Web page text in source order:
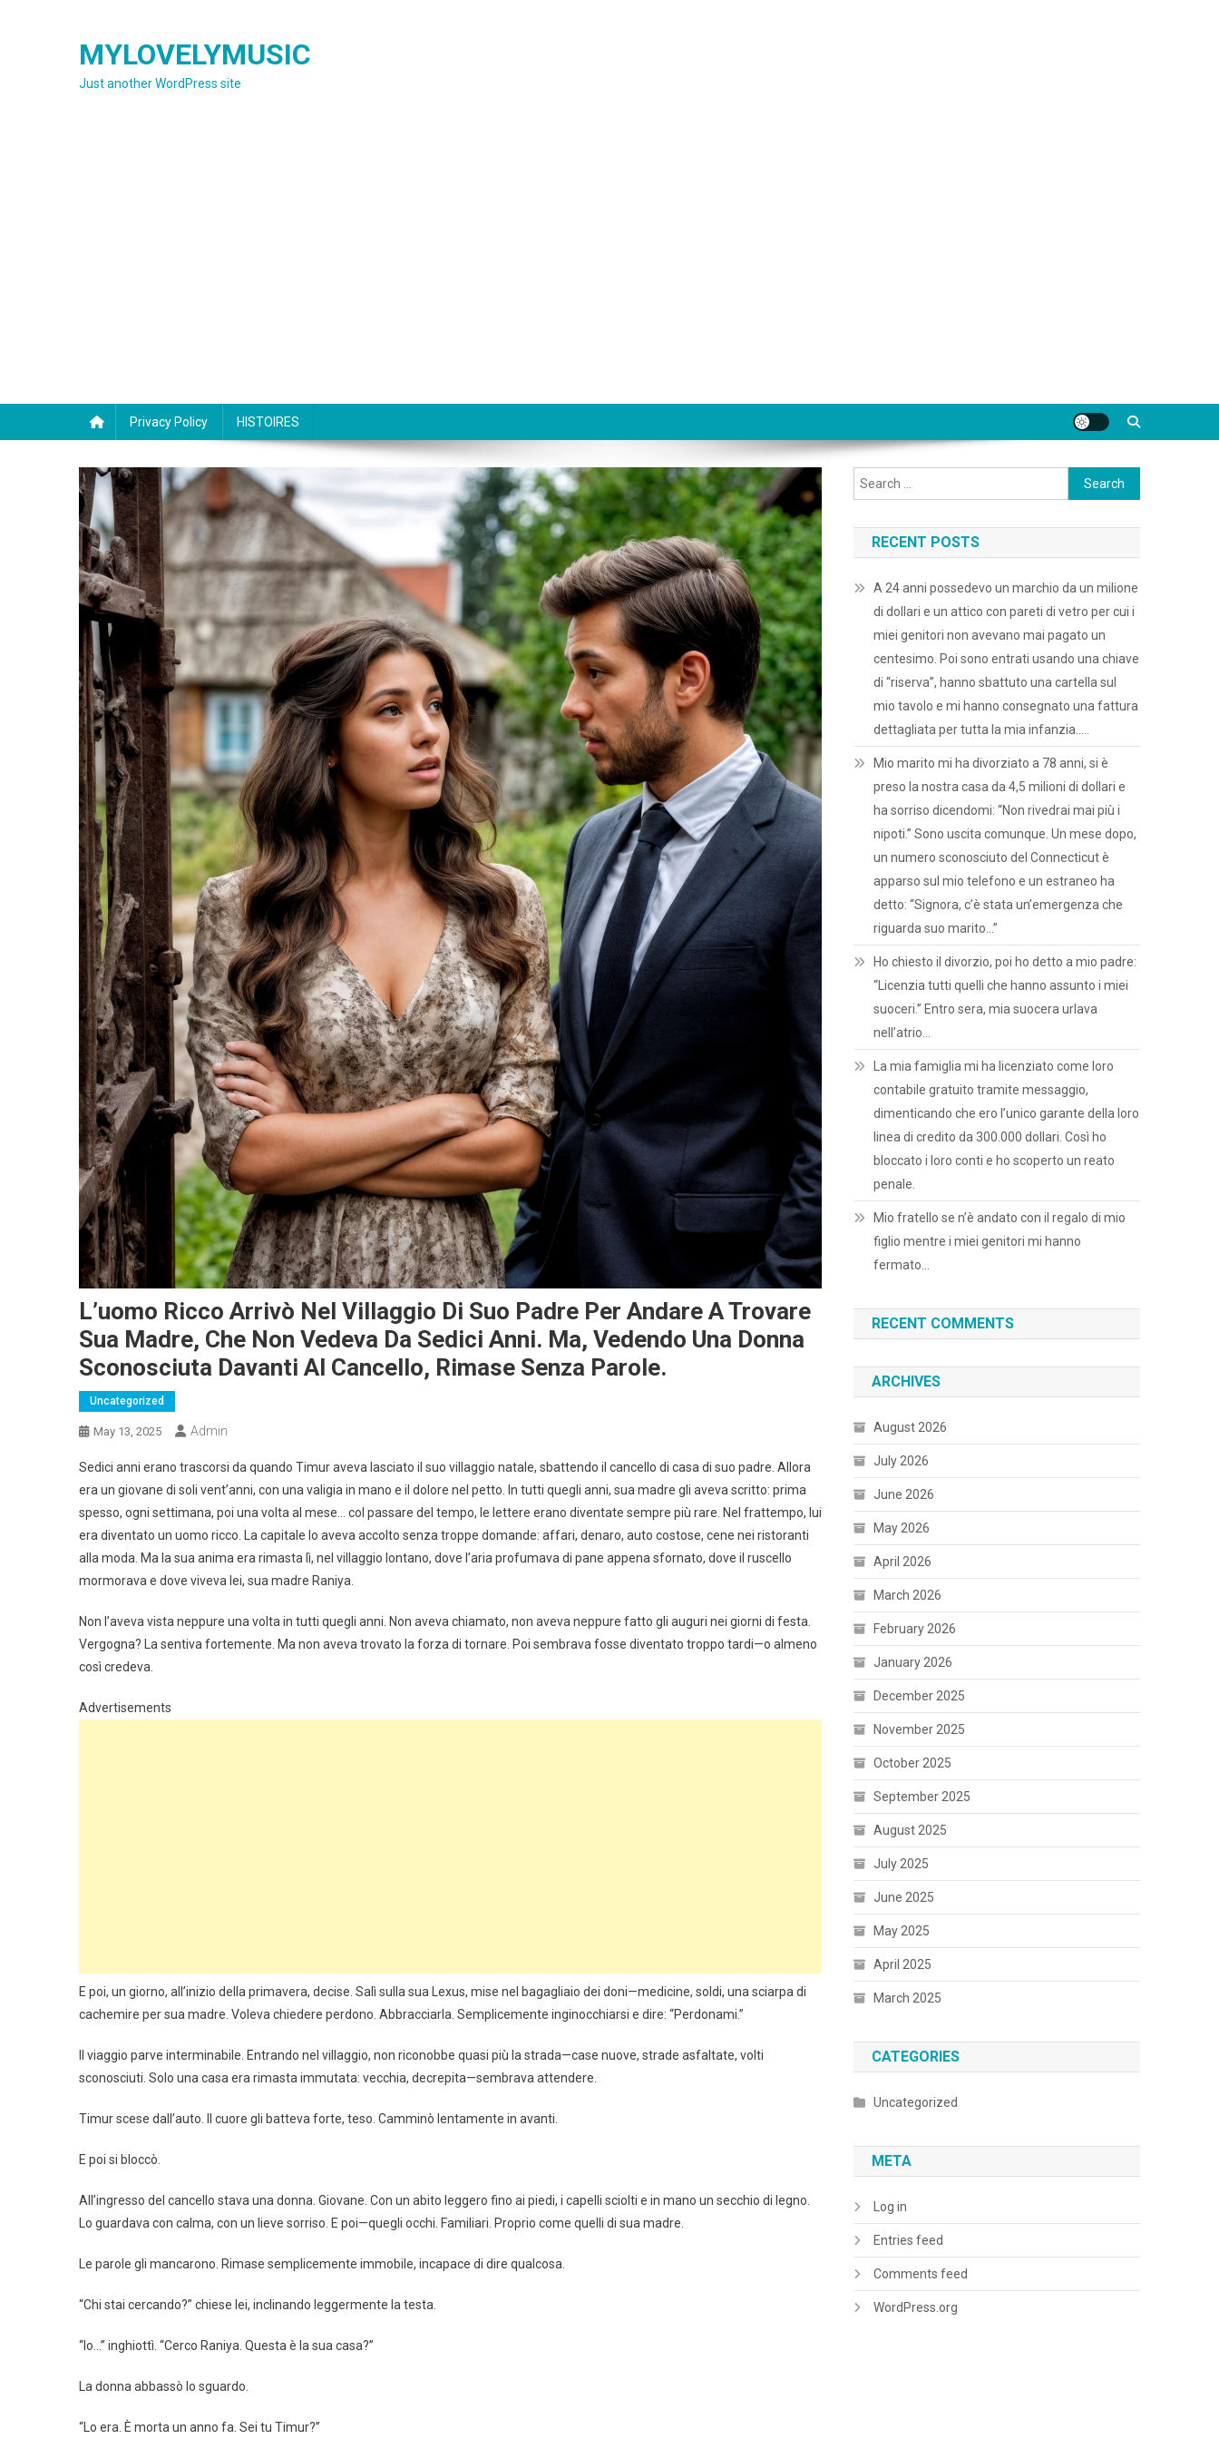
MYLOVELYMUSIC
Just another WordPress site
Privacy Policy HISTOIRES
L’uomo Ricco Arrivò Nel Villaggio Di Suo Padre Per Andare A Trovare
Sua Madre, Che Non Vedeva Da Sedici Anni. Ma, Vedendo Una Donna
Sconosciuta Davanti Al Cancello, Rimase Senza Parole.
Uncategorized
May 13, 2025 Admin
Sedici anni erano trascorsi da quando Timur aveva lasciato il suo villaggio natale, sbattendo il cancello di casa di suo padre. Allora
era un giovane di soli vent’anni, con una valigia in mano e il dolore nel petto. In tutti quegli anni, sua madre gli aveva scritto: prima
spesso, ogni settimana, poi una volta al mese… col passare del tempo, le lettere erano diventate sempre più rare. Nel frattempo, lui
era diventato un uomo ricco. La capitale lo aveva accolto senza troppe domande: affari, denaro, auto costose, cene nei ristoranti
alla moda. Ma la sua anima era rimasta lì, nel villaggio lontano, dove l’aria profumava di pane appena sfornato, dove il ruscello
mormorava e dove viveva lei, sua madre Raniya.
Non l’aveva vista neppure una volta in tutti quegli anni. Non aveva chiamato, non aveva neppure fatto gli auguri nei giorni di festa.
Vergogna? La sentiva fortemente. Ma non aveva trovato la forza di tornare. Poi sembrava fosse diventato troppo tardi—o almeno
così credeva.
Advertisements
E poi, un giorno, all’inizio della primavera, decise. Salì sulla sua Lexus, mise nel bagagliaio dei doni—medicine, soldi, una sciarpa di
cachemire per sua madre. Voleva chiedere perdono. Abbracciarla. Semplicemente inginocchiarsi e dire: “Perdonami.”
Il viaggio parve interminabile. Entrando nel villaggio, non riconobbe quasi più la strada—case nuove, strade asfaltate, volti
sconosciuti. Solo una casa era rimasta immutata: vecchia, decrepita—sembrava attendere.
Timur scese dall’auto. Il cuore gli batteva forte, teso. Camminò lentamente in avanti.
E poi si bloccò.
All’ingresso del cancello stava una donna. Giovane. Con un abito leggero fino ai piedi, i capelli sciolti e in mano un secchio di legno.
Lo guardava con calma, con un lieve sorriso. E poi—quegli occhi. Familiari. Proprio come quelli di sua madre.
Le parole gli mancarono. Rimase semplicemente immobile, incapace di dire qualcosa.
“Chi stai cercando?” chiese lei, inclinando leggermente la testa.
“Io…” inghiottì. “Cerco Raniya. Questa è la sua casa?”
La donna abbassò lo sguardo.
“Lo era. È morta un anno fa. Sei tu Timur?”
Search
for:
RECENT POSTS
A 24 anni possedevo un marchio da un milione
di dollari e un attico con pareti di vetro per cui i
miei genitori non avevano mai pagato un
centesimo. Poi sono entrati usando una chiave
di “riserva”, hanno sbattuto una cartella sul
mio tavolo e mi hanno consegnato una fattura
dettagliata per tutta la mia infanzia…..
Mio marito mi ha divorziato a 78 anni, si è
preso la nostra casa da 4,5 milioni di dollari e
ha sorriso dicendomi: “Non rivedrai mai più i
nipoti.” Sono uscita comunque. Un mese dopo,
un numero sconosciuto del Connecticut è
apparso sul mio telefono e un estraneo ha
detto: “Signora, c’è stata un’emergenza che
riguarda suo marito…”
Ho chiesto il divorzio, poi ho detto a mio padre:
“Licenzia tutti quelli che hanno assunto i miei
suoceri.” Entro sera, mia suocera urlava
nell’atrio…
La mia famiglia mi ha licenziato come loro
contabile gratuito tramite messaggio,
dimenticando che ero l’unico garante della loro
linea di credito da 300.000 dollari. Così ho
bloccato i loro conti e ho scoperto un reato
penale.
Mio fratello se n’è andato con il regalo di mio
figlio mentre i miei genitori mi hanno
fermato…
RECENT COMMENTS
ARCHIVES
August 2026
July 2026
June 2026
May 2026
April 2026
March 2026
February 2026
January 2026
December 2025
November 2025
October 2025
September 2025
August 2025
July 2025
June 2025
May 2025
April 2025
March 2025
CATEGORIES
Uncategorized
META
Log in
Entries feed
Comments feed
WordPress.org